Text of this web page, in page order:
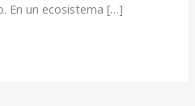
En un ecosistema […]